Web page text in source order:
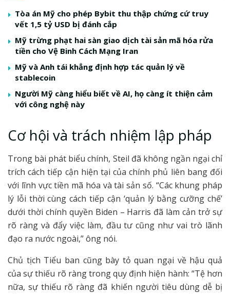
Tòa án Mỹ cho phép Bybit thu thập chứng cứ truy
vết 1,5 tỷ USD bị đánh cắp
Mỹ trừng phạt hai sàn giao dịch tài sản mã hóa rửa
tiền cho Vệ Binh Cách Mạng Iran
Mỹ và Anh tái khẳng định hợp tác quản lý về
stablecoin
Người Mỹ càng hiểu biết về AI, họ càng ít thiện cảm
với công nghệ này
Cơ hội và trách nhiệm lập pháp
Trong bài phát biểu chính, Steil đã không ngần ngại chỉ
trích cách tiếp cận hiện tại của chính phủ liên bang đối
với lĩnh vực tiền mã hóa và tài sản số. “Các khung pháp
lý lỗi thời cùng cách tiếp cận ‘quản lý bằng cưỡng chế’
dưới thời chính quyền Biden – Harris đã làm cản trở sự
rõ ràng và đẩy việc làm, đầu tư cũng như vai trò lãnh
đạo ra nước ngoài,” ông nói.
Chủ tịch Tiểu ban cũng bày tỏ quan ngại về hậu quả
của sự thiếu rõ ràng trong quy định hiện hành: “Tệ hơn
nữa, sự thiếu rõ ràng đã khiến người tiêu dùng dễ bị